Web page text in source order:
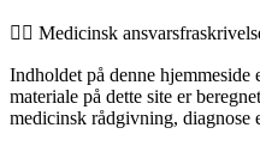
👨‍⚕️️ Medicinsk
Indholdet på denne
materiale på dette site er
medicinsk rådgivning, diagnose